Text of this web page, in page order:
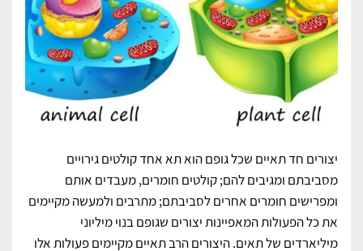
יצורים חד תאיים שכל גופם הוא תא אחד קולטים גירויים
מסביבתם ומגיבים להם; קולטים חומרים, מעבדים אותם
ומפרישים חומרים אחרים לסביבתם; מתרבים ולמעשה מקיימים
את כל הפעולות המאפיינות יצורים שגופם בנוי מיליוני
מיליארדים של תאים. היצורים הרב תאיים מקיימים פעולות אלו